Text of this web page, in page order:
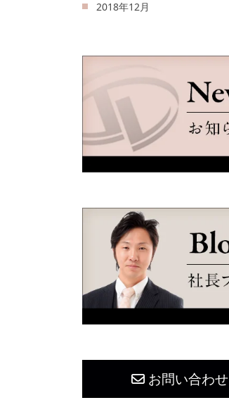
2018年12月
お問い合わせ